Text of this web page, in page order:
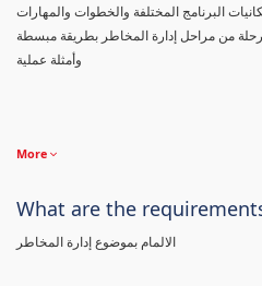
البرنامج المختلفة والخطوات والمهارات
من مراحل إدارة المخاطر بطريقة مبسطة
وأمثلة عملية
More
What are the
الالمام بموضوع إدارة المخاطر